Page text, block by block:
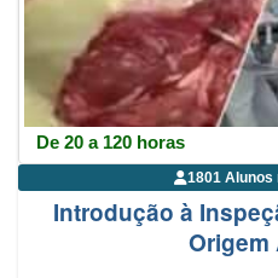
De 20 a 120 horas
1801
Introdução à
Origem